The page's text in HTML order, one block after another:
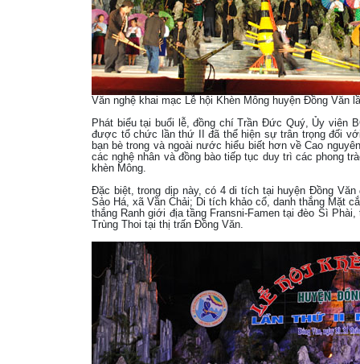
Văn nghệ khai mạc Lễ hội Khèn Mông huyện Đồng Văn
Phát biểu tại buổi lễ, đồng chí Trần Đức Quý, Ủy viên
được tổ chức lần thứ II đã thể hiện sự trân trọng đối
bạn bè trong và ngoài nước hiểu biết hơn về Cao
các nghệ nhân và đồng bào tiếp tục duy trì các phong
khèn Mông.
Đặc biệt, trong dịp này, có 4 di tích tại huyện Đồng
Sảo Há, xã Vần Chải; Di tích khảo cổ, danh thắng Mặt
thắng Ranh giới địa tầng Fransni-Famen tại đèo Sì
Trùng Thoi tại thị trấn Đồng Văn.